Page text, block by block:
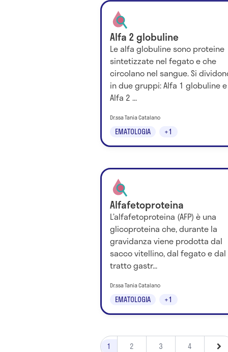
Alfa 2 globuline
Le alfa globuline sono proteine
sintetizzate nel fegato e che
circolano nel sangue. Si
in due gruppi: Alfa 1 globuline e
Alfa 2 ...
EMATOLOGIA +1
Dr.ssa Tania Catalano
Alfafetoproteina
L’alfafetoproteina (AFP) è una
glicoproteina che, durante la
gravidanza viene prodotta dal
sacco vitellino, dal fegato e dal
tratto gastr...
EMATOLOGIA +1
Dr.ssa Tania Catalano
1 2 3 4